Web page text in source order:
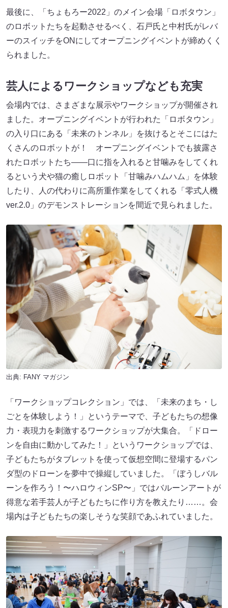
最後に、「ちょもろー2022」のメイン会場「ロボタウン」
のロボットたちを起動させるべく、石戸氏と中村氏がレバ
ーのスイッチをONにしてオープニングイベントが締めくく
られました。
芸人によるワークショップなども充実
会場内では、さまざまな展示やワークショップが開催され
ました。オープニングイベントが行われた「ロボタウン」
の入り口にある「未来のトンネル」を抜けるとそこにはた
くさんのロボットが！ オープニングイベントでも披露さ
れたロボットたち――口に指を入れると甘噛みをしてくれ
るという犬や猫の癒しロボット「甘噛みハムハム」を体験
したり、人の代わりに高所重作業をしてくれる「零式人機
ver.2.0」のデモンストレーションを間近で見られました。
出典: FANY マガジン
「ワークショップコレクション」では、「未来のまち・し
ごとを体験しよう！」というテーマで、子どもたちの想像
力・表現力を刺激するワークショップが大集合。「ドロー
ンを自由に動かしてみた！」というワークショップでは、
子どもたちがタブレットを使って仮想空間に登場するパン
ダ型のドローンを夢中で操縦していました。「ぼうしバル
ーンを作ろう！〜ハロウィンSP〜」ではバルーンアートが
得意な若手芸人が子どもたちに作り方を教えたり……。会
場内は子どもたちの楽しそうな笑顔であふれていました。